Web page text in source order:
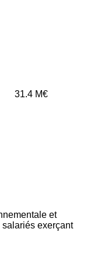
31.4 M€
et
exerçant